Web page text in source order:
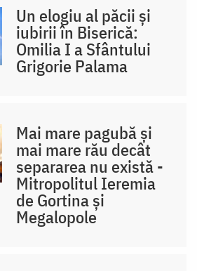
Un elogiu al păcii şi
iubirii în Biserică:
Omilia I a Sfântului
Grigorie Palama
Mai mare pagubă și
mai mare rău decât
separarea nu există -
Mitropolitul Ieremia
de Gortina și
Megalopole